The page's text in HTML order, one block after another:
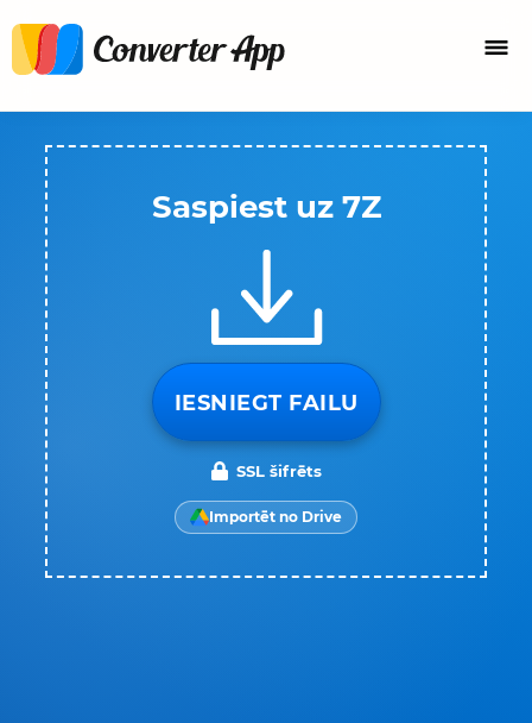
Saspiest uz 7Z
IESNIEGT FAILU
SSL šifrēts
Importēt no Drive